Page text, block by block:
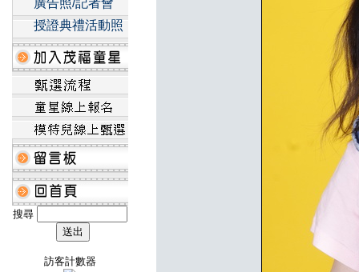
廣告照/記者會
授證典禮活動照
搜尋
訪客計數器